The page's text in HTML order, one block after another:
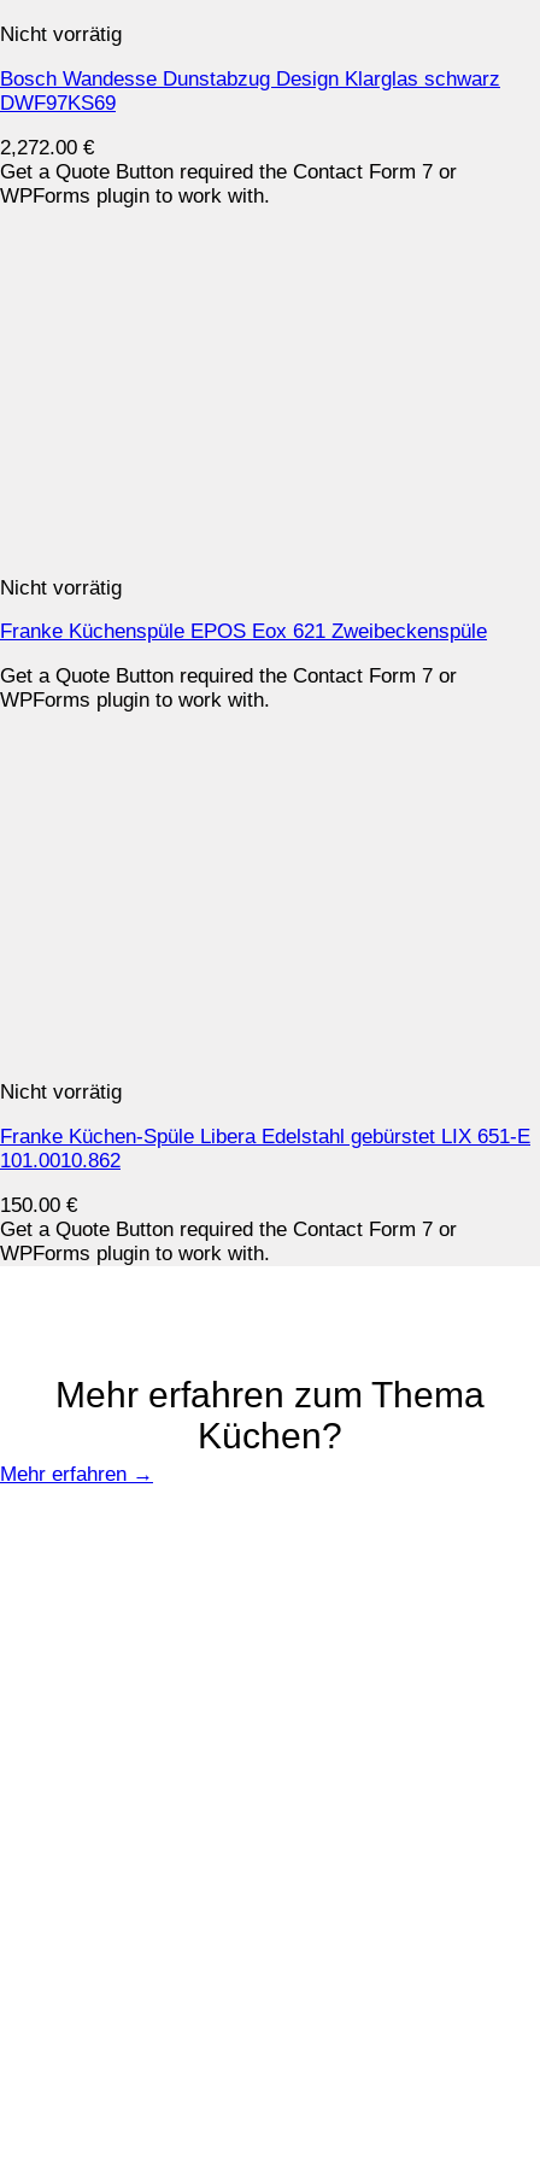
Nicht vorrätig
Bosch Wandesse Dunstabzug Design Klarglas schwarz
DWF97KS69
2,272.00 €
Get a Quote Button required the Contact Form 7 or
WPForms plugin to work with.
Nicht vorrätig
Franke Küchenspüle EPOS Eox 621 Zweibeckenspüle
Get a Quote Button required the Contact Form 7 or
WPForms plugin to work with.
Nicht vorrätig
Franke Küchen-Spüle Libera Edelstahl gebürstet LIX 651-E
101.0010.862
150.00 €
Get a Quote Button required the Contact Form 7 or
WPForms plugin to work with.
Mehr erfahren zum Thema
Küchen?
Mehr erfahren →